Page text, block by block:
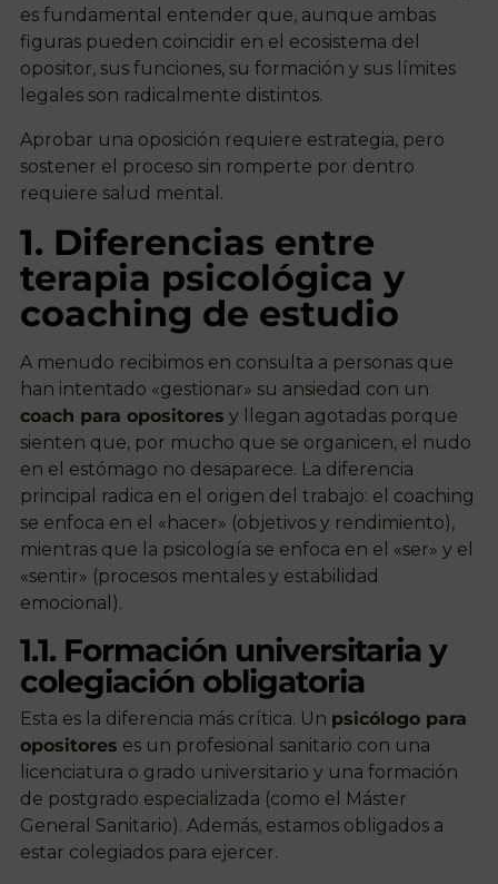
es fundamental entender que, aunque ambas
figuras pueden coincidir en el ecosistema del
opositor, sus funciones, su formación y sus límites
legales son radicalmente distintos.
Aprobar una oposición requiere estrategia, pero
sostener el proceso sin romperte por dentro
requiere salud mental.
1. Diferencias entre
terapia psicológica y
coaching de estudio
A menudo recibimos en consulta a personas que
han intentado «gestionar» su ansiedad con un
coach para opositores y llegan agotadas porque
sienten que, por mucho que se organicen, el nudo
en el estómago no desaparece. La diferencia
principal radica en el origen del trabajo: el coaching
se enfoca en el «hacer» (objetivos y rendimiento),
mientras que la psicología se enfoca en el «ser» y el
«sentir» (procesos mentales y estabilidad
emocional).
1.1. Formación universitaria y
colegiación obligatoria
Esta es la diferencia más crítica. Un psicólogo para
opositores es un profesional sanitario con una
licenciatura o grado universitario y una formación
de postgrado especializada (como el Máster
General Sanitario). Además, estamos obligados a
estar colegiados para ejercer.